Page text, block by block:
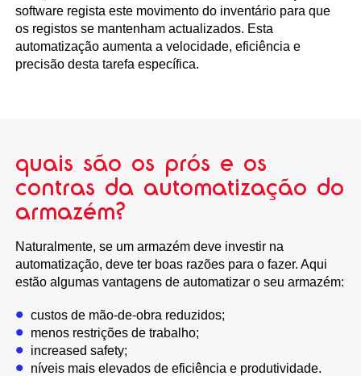
software regista este movimento do inventário para que
os registos se mantenham actualizados. Esta
automatização aumenta a velocidade, eficiência e
precisão desta tarefa específica.
quais são os prós e os
contras da automatização do
armazém?
Naturalmente, se um armazém deve investir na
automatização, deve ter boas razões para o fazer. Aqui
estão algumas vantagens de automatizar o seu armazém:
custos de mão-de-obra reduzidos;
menos restrições de trabalho;
increased safety;
níveis mais elevados de eficiência e produtividade.